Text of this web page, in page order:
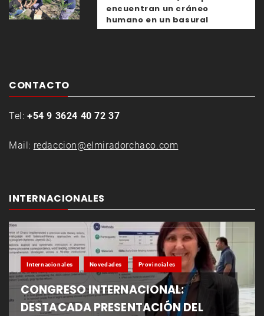
encuentran un cráneo
humano en un basural
CONTACTO
Tel: +54 9 3624 40 72 37
Mail: redaccion@elmiradorchaco.com
INTERNACIONALES
Internacionales Novedades Provinciales
CONGRESO INTERNACIONAL:
DESTACADA PRESENTACIÓN DEL